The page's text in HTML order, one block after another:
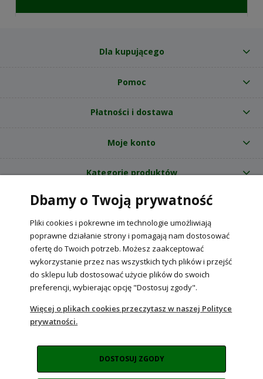
DOSTĘPNOŚCI
Dla kupującego
Pomoc
Płatności i dostawa
Moje konto
Kategorie produktów
O nas
Internetowy sklep ogrodniczy z nasionami RajOgrodnika.pl
NIP: 6090037061, REGON: 260240470 | Czarnca, ul. Tęczowa 31, 29-100
POKAŻ PEŁNĄ WERSJĘ STRONY
Sklep internetowy Shoper Premium
Dbamy o Twoją prywatność
Pliki cookies i pokrewne im technologie umożliwiają
poprawne działanie strony i pomagają nam dostosować
ofertę do Twoich potrzeb. Możesz zaakceptować
wykorzystanie przez nas wszystkich tych plików i przejść
do sklepu lub dostosować użycie plików do swoich
preferencji, wybierając opcję "Dostosuj zgody".
Więcej o plikach cookies przeczytasz w naszej Polityce
prywatności.
DOSTOSUJ ZGODY